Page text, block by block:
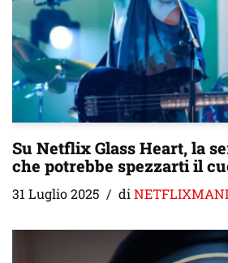
Su Netflix Glass Heart, la
che potrebbe spezzarti il
31 Luglio 2025 di